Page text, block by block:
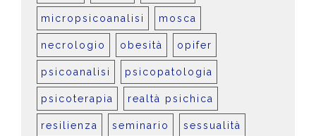
micropsicoanalisi mosca
necrologio obesità opifer
psicoanalisi psicopatologia
psicoterapia realtà psichica
resilienza seminario sessualità